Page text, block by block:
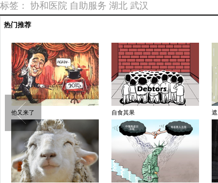
标签： 协和医院 自助服务 湖北 武汉
热门推荐
他又来了 自食其果